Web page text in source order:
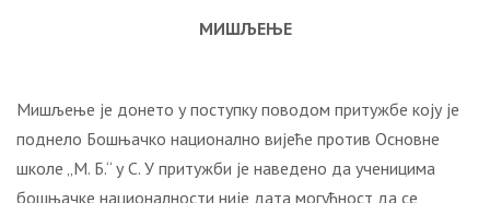
МИШЉЕЊЕ
Мишљење је донето у поступку поводом притужбе коју је
поднело Бошњачко национално вијеће против Основне
школе „М. Б.“ у С. У притужби је наведено да ученицима
бошњачке националности није дата могућност да се